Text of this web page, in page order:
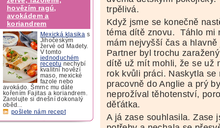
hovězím ragú,
avokádem a
koriandrem
Mexická klasika s
Jihočeským
žervé od Madety.
V tomto
jednoduchém
receptu nechybí
kvalitní hovězí
maso, mexické
fazole nebo
avokádo. Šmrnc mu dáte
kořením Fajitas a koriandrem.
Zarolujte si dnešní dokonalý
oběd...
pošlete nám recept
trpělivá.
Když jsme se konečně
téma dítě znovu. Táhlo mi
mám nejvyšší čas a
Partner byl trochu
dítě už mít mohli, že se už
rok kvůli práci. Naskytla
pracovně do Anglie a prý
neprožíval těhotenství,
děťátka.
A já zase souhlasila. Zase